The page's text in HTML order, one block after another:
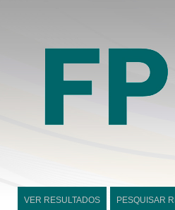
VER RESULTADOS PESQUISAR